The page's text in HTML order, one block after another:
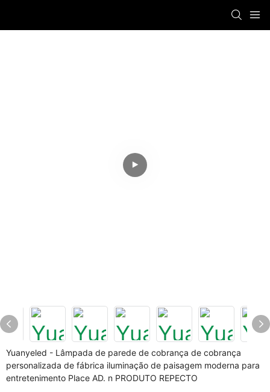
Yuanyeled - Lâmpada de parede de cobrança de cobrança
personalizada de fábrica iluminação de paisagem moderna para
entretenimento Place AD. n PRODUTO REPECTO